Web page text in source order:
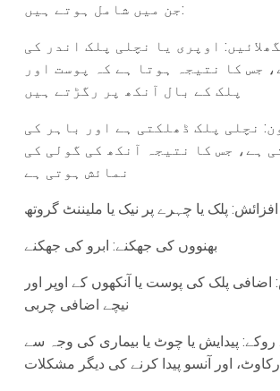
جن میں شامل ہوتے ہیں:
اوپری یا نچلی پلک اندر کی
جس کا نتیجہ ہوتا ہے کہ پوست اور
پلک کے بال آنکھ پر رگڑتے ہیں
نچلی پلک ڈھلکتی ہے اور باہر کی
ہے، جس کا نتیجہ آنکھ کی گولی کی
نمائش ہوتی ہے
پلک یا چہرے پر نیک یا ملیننٹ گروتھ
بھنووں کی جھکنے: ابرو کی جھکنے
اضافی پلک کی پوست یا آنکھوں کے اوپر اور
نیچے اضافی چربی
روکے: پیدایش یا چوٹ یا بیماری کی وجہ سے
اور آنسو پیدا کرنے کی دیگر مشکلات